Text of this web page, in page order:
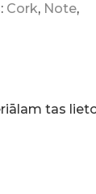
Cork, Note,
tas